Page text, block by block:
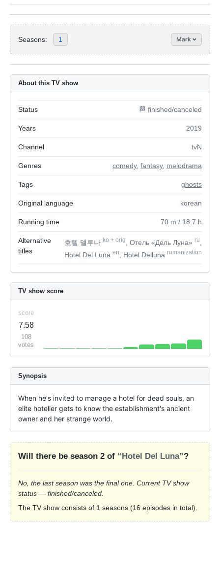
Seasons: 1 Mark
About this TV show
Status 🏁 finished/canceled
Years 2019
Channel tvN
Genres comedy, fantasy, melodrama
Tags ghosts
Original language korean
Running time 70 m / 18.7 h
Alternative
titles
호텔 델루나 ko + orig , Отель «Дель Луна» ru
Hotel Del Luna en , Hotel Delluna romanization
TV show score
score
7.58
108
votes
Synopsis
When he's invited to manage a hotel for dead souls, an
elite hotelier gets to know the establishment's ancient
owner and her strange world.
Will there be season 2 of “Hotel Del Luna”?
No, the last season was the final one. Current TV show
status — finished/canceled.
The TV show consists of 1 seasons (16 episodes in total).